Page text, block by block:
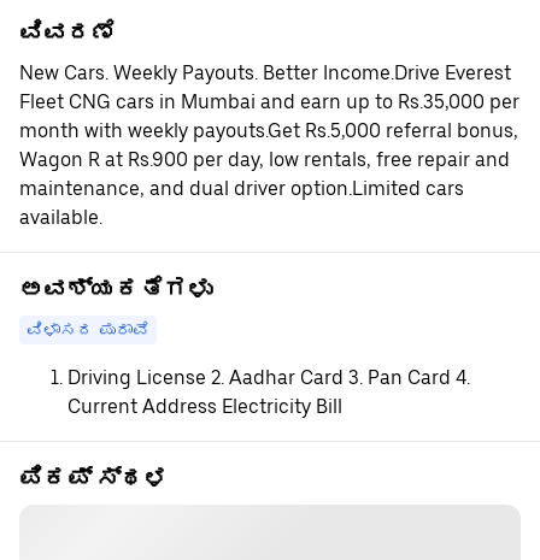
ವಿವರಣೆ
New Cars. Weekly Payouts. Better Income.Drive Everest
Fleet CNG cars in Mumbai and earn up to Rs.35,000 per
month with weekly payouts.Get Rs.5,000 referral bonus,
Wagon R at Rs.900 per day, low rentals, free repair and
maintenance, and dual driver option.Limited cars
available.
ಅವಶ್ಯಕತೆಗಳು
ವಿಳಾಸದ ಪುರಾವೆ
Driving License 2. Aadhar Card 3. Pan Card 4.
Current Address Electricity Bill
ಪಿಕಪ್ ಸ್ಥಳ